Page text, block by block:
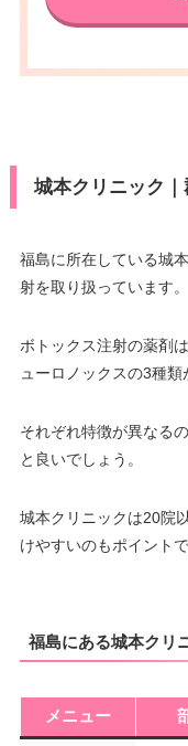
済
月 火 水
18：00
18：00
ン
月 火 水
19：00
19：00
城本クリニック
福島に所在している城
射を取り扱っています。
ボトックス注射の薬剤
ューロノックスの3種類
それぞれ特徴が異なる
と良いでしょう。
城本クリニックは20院
けやすいのもポイントで
福島にある城本クリ
メニュー